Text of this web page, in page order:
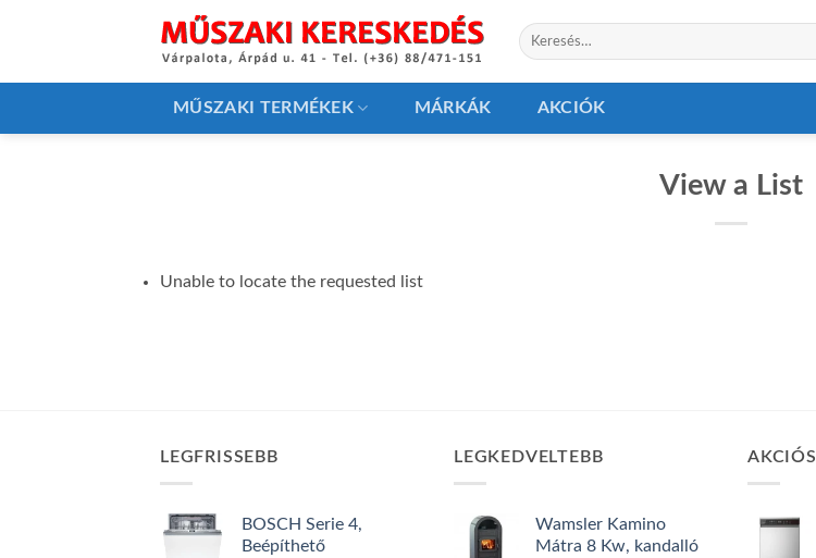
Keresés
a
MŰSZAKI TERMÉKEK MÁRKÁK AKCIÓK
View a List
Unable to locate the requested list
LEGFRISSEBB
BOSCH Serie 4,
Beépíthető
LEGKEDVELTEBB
Wamsler Kamino
Mátra 8 Kw, kandalló
AKCIÓS